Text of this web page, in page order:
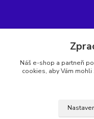
+420775654704
Náš e-shop a partneři
cookies, aby Vám